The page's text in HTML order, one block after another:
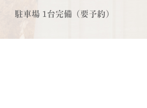
駐車場 1台完備（要予約）